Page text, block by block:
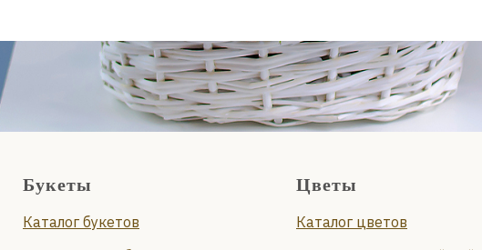
Букеты
Каталог букетов
Цветы
Каталог цветов